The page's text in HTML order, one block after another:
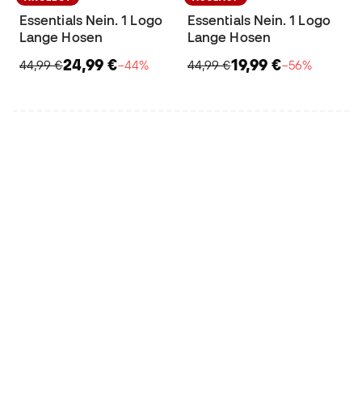
Essentials Nein. 1 Logo
Lange Hosen
44,99 €24,99 €−44%
Essentials Nein. 1 Logo
Lange Hosen
44,99 €19,99 €−56%